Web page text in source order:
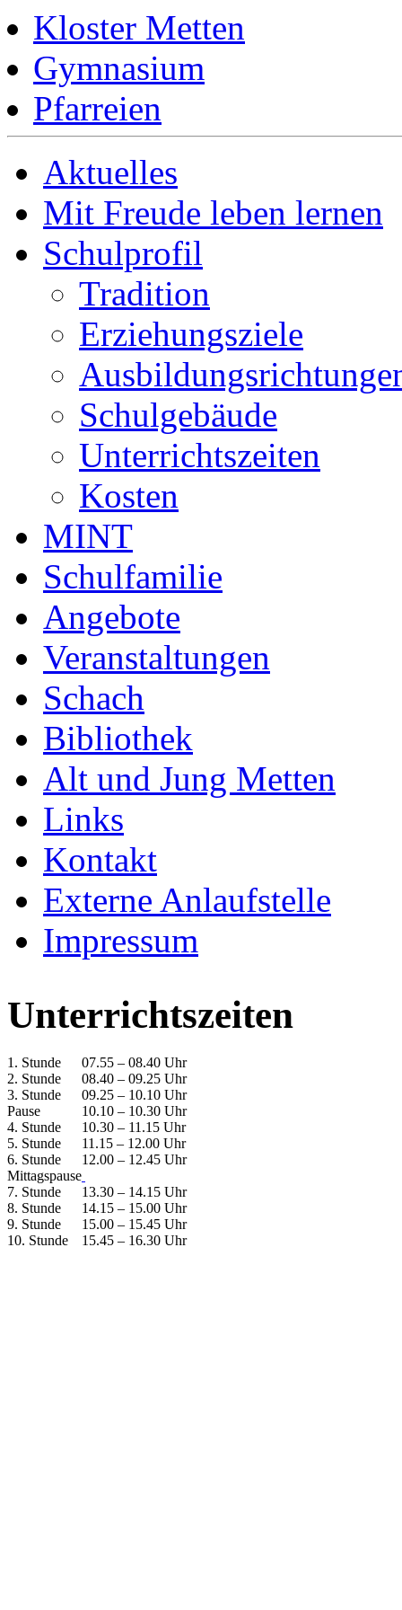
Kloster Metten
Gymnasium
Pfarreien
Aktuelles
Mit Freude leben lernen
Schulprofil
Tradition
Erziehungsziele
Schulgebäude
Unterrichtszeiten
Kosten
MINT
Schulfamilie
Angebote
Veranstaltungen
Schach
Bibliothek
Alt und Jung Metten
Links
Kontakt
Externe Anlaufstelle
Impressum
Unterrichtszeiten
1. Stunde
07.55 – 08.40 Uhr
2. Stunde
08.40 – 09.25 Uhr
3. Stunde
09.25 – 10.10 Uhr
Pause
10.10 – 10.30 Uhr
4. Stunde
10.30 – 11.15 Uhr
5. Stunde
11.15 – 12.00 Uhr
6. Stunde
12.00 – 12.45 Uhr
Mittagspause
7. Stunde
13.30 – 14.15 Uhr
8. Stunde
14.15 – 15.00 Uhr
9. Stunde
15.00 – 15.45 Uhr
10. Stunde
15.45 – 16.30 Uhr